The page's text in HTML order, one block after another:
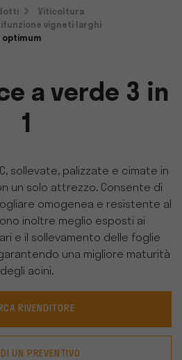
Viticoltura
vigneti larghi
optimum
a verde 3 in
1
sollevate, palizzate e cimate in
un solo attrezzo. Consente di
omogenea e resistente al
inoltre meglio esposti ai
e il sollevamento delle foglie
una migliore maturità
degli acini.
RIVENDITORE
UN PREVENTIVO